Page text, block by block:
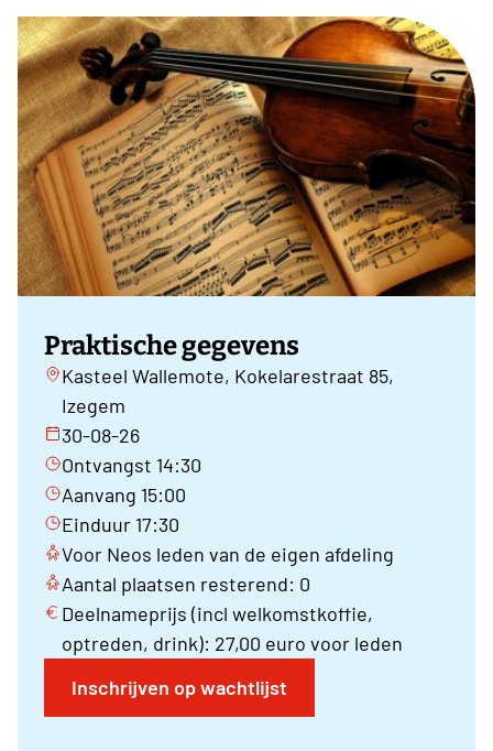
Praktische gegevens
Kasteel Wallemote, Kokelarestraat 85,
Izegem
30-08-26
Ontvangst 14:30
Aanvang 15:00
Einduur 17:30
Voor Neos leden van de eigen afdeling
Aantal plaatsen resterend: 0
Deelnameprijs (incl welkomstkoffie,
optreden, drink): 27,00 euro voor leden
Inschrijven op wachtlijst